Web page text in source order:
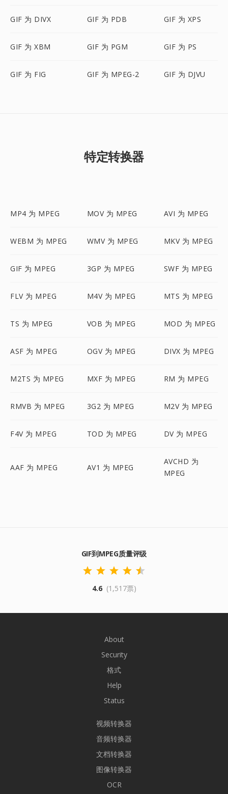
GIF 为 DIVX GIF 为 PDB GIF 为 XPS
GIF 为 XBM GIF 为 PGM GIF 为 PS
GIF 为 FIG GIF 为 MPEG-2 GIF 为 DJVU
特定转换器
MP4 为 MPEG MOV 为 MPEG AVI 为 MPEG
WEBM 为 MPEG WMV 为 MPEG MKV 为 MPEG
GIF 为 MPEG 3GP 为 MPEG SWF 为 MPEG
FLV 为 MPEG M4V 为 MPEG MTS 为 MPEG
TS 为 MPEG VOB 为 MPEG MOD 为 MPEG
ASF 为 MPEG OGV 为 MPEG DIVX 为 MPEG
M2TS 为 MPEG MXF 为 MPEG RM 为 MPEG
RMVB 为 MPEG 3G2 为 MPEG M2V 为 MPEG
F4V 为 MPEG TOD 为 MPEG DV 为 MPEG
AAF 为 MPEG AV1 为 MPEG
AVCHD 为
MPEG
GIF到MPEG质量评级
4.6 (1,517票)
About
Security
格式
Help
Status
视频转换器
音频转换器
文档转换器
图像转换器
OCR